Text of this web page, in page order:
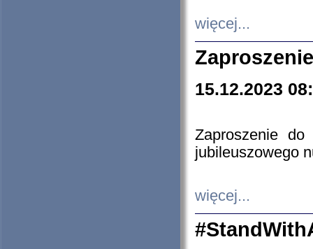
więcej...
15.12.2023
Zaproszenie do
jubileuszowego
więcej...